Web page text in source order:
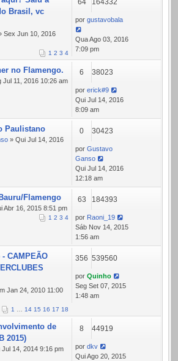
Brasil, vc
Sex Jun 10, 2016
1 2 3 4
64 164332
por gustavobala
Qua Ago 03, 2016
7:09 pm
no Flamengo.
Jul 11, 2016 10:26 am
6 38023
por erick#9
Qui Jul 14, 2016
8:09 am
Paulistano
» Qui Jul 14, 2016
0 30423
por Gustavo
Ganso
Qui Jul 14, 2016
12:18 am
Flamengo
Abr 16, 2015 8:51 pm
1 2 3 4
63 184393
por Raoni_19
Sáb Nov 14, 2015
1:56 am
CAMPEÃO
Jan 24, 2010 11:00
1 … 14 15 16 17 18
356 539560
por Quinho
Seg Set 07, 2015
1:48 am
de
2015)
Jul 14, 2014 9:16 pm
8 44919
por dkv
Qui Ago 20, 2015